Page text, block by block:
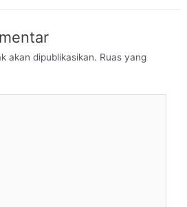
akan dipublikasikan. Ruas yang